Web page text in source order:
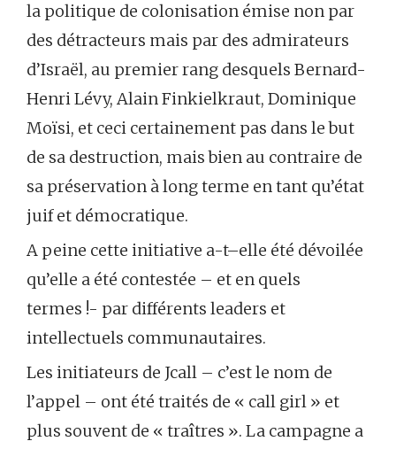
la politique de colonisation émise non par
des détracteurs mais par des admirateurs
d’Israël, au premier rang desquels Bernard-
Henri Lévy, Alain Finkielkraut, Dominique
Moïsi, et ceci certainement pas dans le but
de sa destruction, mais bien au contraire de
sa préservation à long terme en tant qu’état
juif et démocratique.
A peine cette initiative a-t–elle été dévoilée
qu’elle a été contestée – et en quels
termes !- par différents leaders et
intellectuels communautaires.
Les initiateurs de Jcall – c’est le nom de
l’appel – ont été traités de « call girl » et
plus souvent de « traîtres ». La campagne a